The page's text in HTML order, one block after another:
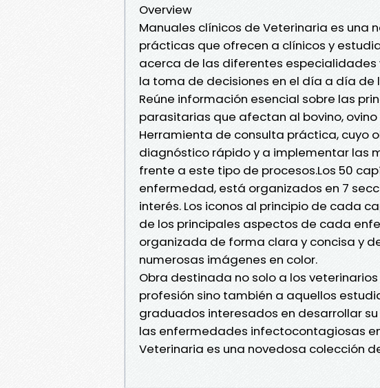
Overview
Manuales clínicos de Veterinaria es una
prácticas que ofrecen a clínicos y
acerca de las diferentes especialidades
la toma de decisiones en el día a día de
Reúne información esencial sobre las
parasitarias que afectan al bovino,
Herramienta de consulta práctica, cuyo
diagnóstico rápido y a implementar las
frente a este tipo de procesos.Los 50
enfermedad, está organizados en 7
interés. Los iconos al principio de cada
de los principales aspectos de cada
organizada de forma clara y concisa y
numerosas imágenes en color.
Obra destinada no solo a los
profesión sino también a aquellos
graduados interesados en desarrollar
las enfermedades infectocontagiosas
Veterinaria es una novedosa colección